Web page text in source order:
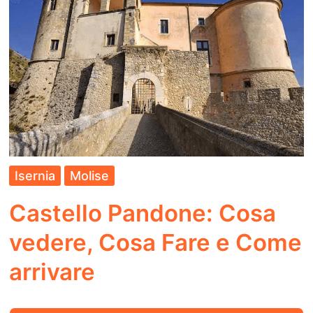
Come
arrivare
Isernia Molise
Castello Pandone: Cosa
vedere, Cosa Fare e Come
arrivare